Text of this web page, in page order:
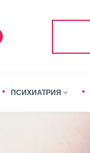
ПСИХИАТРИЯ